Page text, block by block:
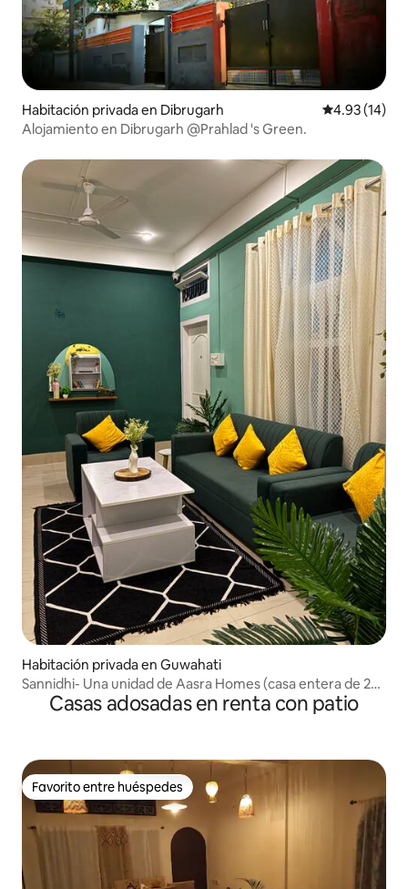
Habitación privada en Dibrugarh Calificación
4.93 (14)
Alojamiento en Dibrugarh @Prahlad 's Green.
Habitación privada en Guwahati
Sannidhi- Una unidad de Aasra Homes (casa entera de 2
recámaras y sala)
Casas adosadas en renta con patio
Favorito entre huéspedes
Favorito entre huéspedes